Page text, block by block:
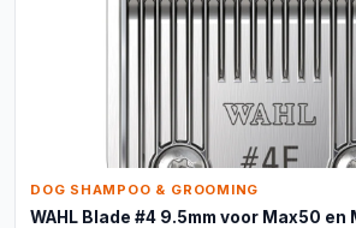
DOG SHAMPOO & GROOMING
WAHL Blade #4 9.5mm voor Max50 en